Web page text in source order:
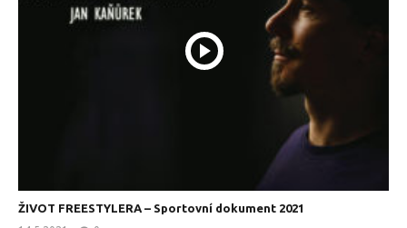
ŽIVOT FREESTYLERA – Sportovní dokument 2021